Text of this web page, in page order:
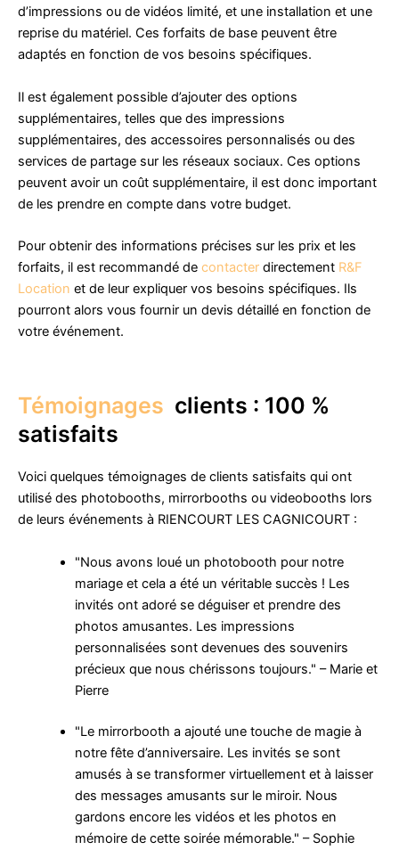
d’impressions ou de vidéos limité, et une installation et une
reprise du matériel. Ces forfaits de base peuvent être
adaptés en fonction de vos besoins spécifiques.
Il est également possible d’ajouter des options
supplémentaires, telles que des impressions
supplémentaires, des accessoires personnalisés ou des
services de partage sur les réseaux sociaux. Ces options
peuvent avoir un coût supplémentaire, il est donc important
de les prendre en compte dans votre budget.
Pour obtenir des informations précises sur les prix et les
forfaits, il est recommandé de contacter directement R&F
Location et de leur expliquer vos besoins spécifiques. Ils
pourront alors vous fournir un devis détaillé en fonction de
votre événement.
Témoignages clients : 100 %
satisfaits
Voici quelques témoignages de clients satisfaits qui ont
utilisé des photobooths, mirrorbooths ou videobooths lors
de leurs événements à RIENCOURT LES CAGNICOURT :
"Nous avons loué un photobooth pour notre
mariage et cela a été un véritable succès ! Les
invités ont adoré se déguiser et prendre des
photos amusantes. Les impressions
personnalisées sont devenues des souvenirs
précieux que nous chérissons toujours." – Marie et
Pierre
"Le mirrorbooth a ajouté une touche de magie à
notre fête d’anniversaire. Les invités se sont
amusés à se transformer virtuellement et à laisser
des messages amusants sur le miroir. Nous
gardons encore les vidéos et les photos en
mémoire de cette soirée mémorable." – Sophie